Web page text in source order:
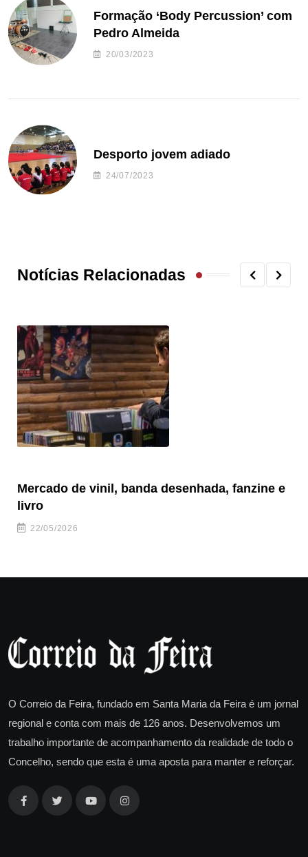
Formação ‘Body Percussion’ com
Pedro Almeida
20/03/2023
Desporto jovem adiado
24/07/2023
Notícias Relacionadas
Mercado de vinil, banda desenhada, fanzine e
livro
22/05/2026
O Correio da Feira, fundado em Santa Maria da Feira é um jornal
regional e conta com mais de 126 anos. Desenvolvemos um
trabalho importante de acompanhamento da realidade de todo o
Concelho, sendo que esta é uma aposta para manter e reforçar.